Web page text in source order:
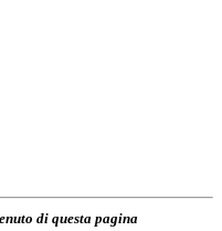
di questa pagina